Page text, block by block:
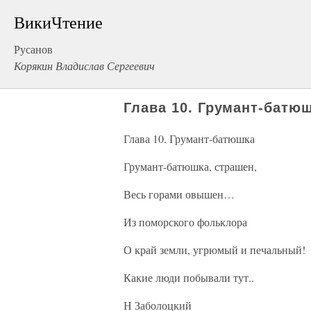
ВикиЧтение
Русанов
Корякин Владислав Сергеевич
Глава 10. Грумант-
Глава 10. Грумант-батюшка
Грумант-батюшка, страшен,
Весь горами овышен…
Из поморского фольклора
О край земли, угрюмый и печальный!
Какие люди побывали тут..
Н Заболоцкий